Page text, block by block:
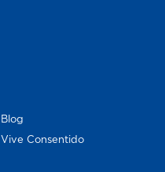
Blog
Vive Consentido